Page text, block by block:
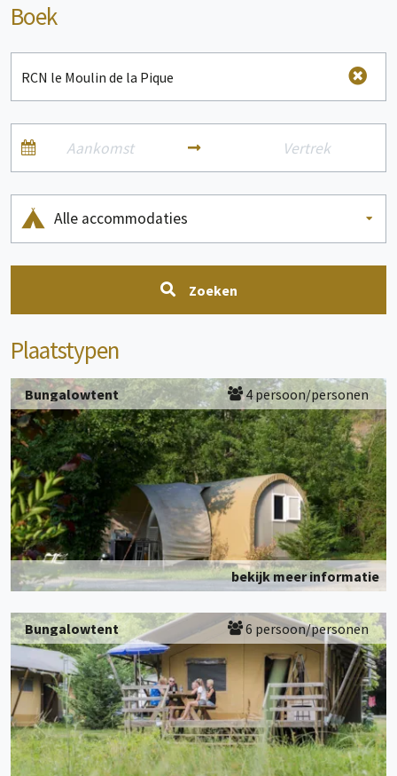
Boek
Alle accommodaties
Zoeken
Plaatstypen
Bungalowtent 4 persoon/personen
bekijk meer informatie
Bungalowtent 6 persoon/personen